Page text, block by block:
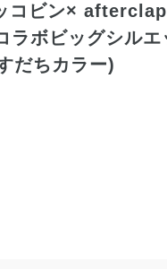
コビン× afterclap
ラボビッグシルエ
だちカラー)